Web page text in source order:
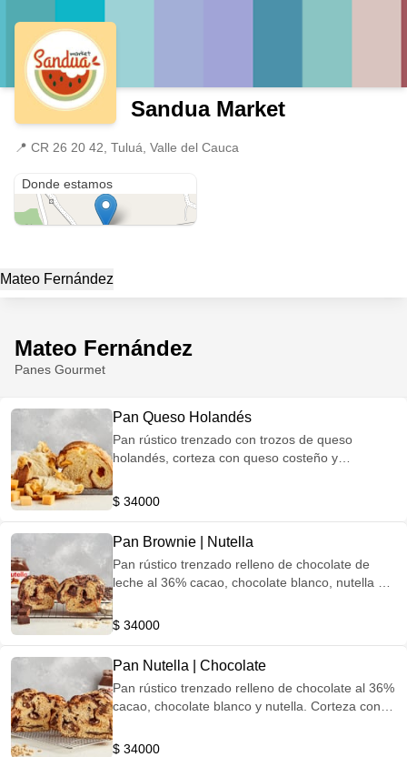
Sandua Market
📍 CR 26 20 42, Tuluá, Valle del Cauca
Donde estamos
Mateo Fernández
Mateo Fernández
Panes Gourmet
Pan Queso Holandés
Pan rústico trenzado con trozos de queso
holandés, corteza con queso costeño y
$ 34000
Pan Brownie | Nutella
Pan rústico trenzado relleno de chocolate de
leche al 36% cacao, chocolate blanco, nutella y
cacao.
$ 34000
Pan Nutella | Chocolate
Pan rústico trenzado relleno de chocolate al 36%
cacao, chocolate blanco y nutella. Corteza con
$ 34000